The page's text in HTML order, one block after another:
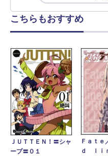
こちらもおすすめ
ＪＵＴＴＥＮ！〓シャ
ープ〓０１
Ｆａｔｅ
ｄ ｌｉ